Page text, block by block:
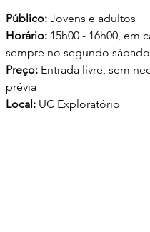
Público: Jovens e adultos
Horário: 15h00 - 16h00, em
sempre no segundo sábado
Preço: Entrada livre, sem
prévia
Local: UC Exploratório